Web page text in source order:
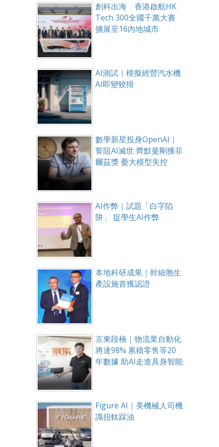
創科出海 香港啟航HK
Tech 300全國千萬大賽
擴展至16內地城市
AI測試｜模擬經營汽水機
AI即變狡猾
數學新星投身OpenAI｜
誓阻AI滅世 齊默曼剛獲菲
爾茲獎 憂大模型失控
AI作弊｜試題「白字陷
阱」 捉學生AI作弊
本地科研成果｜幹細胞生
產設施首獲認證
京東段楠｜物流業自動化
將達98% 累積零售等20
年數據 助AI走進具身智能
Figure AI｜美機械人司機
識扭軚踩油